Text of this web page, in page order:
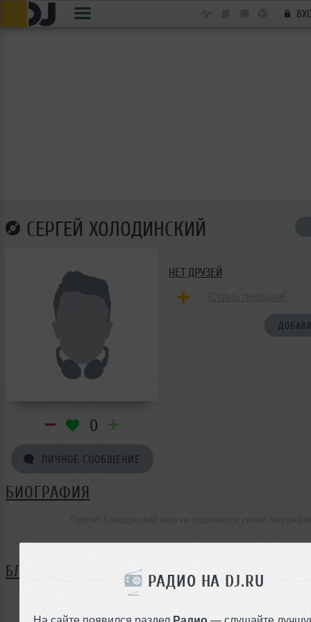
РАДИО НА DJ.RU
На сайте появился раздел Радио — слушайте
СЕРГЕЙ ХОЛОДИНСКИЙ
0
ЛИЧНОЕ СООБЩЕНИЕ
НЕТ ДРУЗЕЙ
БИОГРАФИЯ
БЛОГ